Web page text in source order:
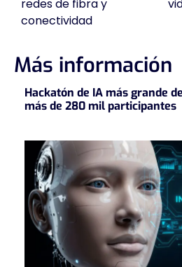
entradas
redes de fibra y
conectividad
Más información
Hackatón de IA más grande
más de 280 mil participantes